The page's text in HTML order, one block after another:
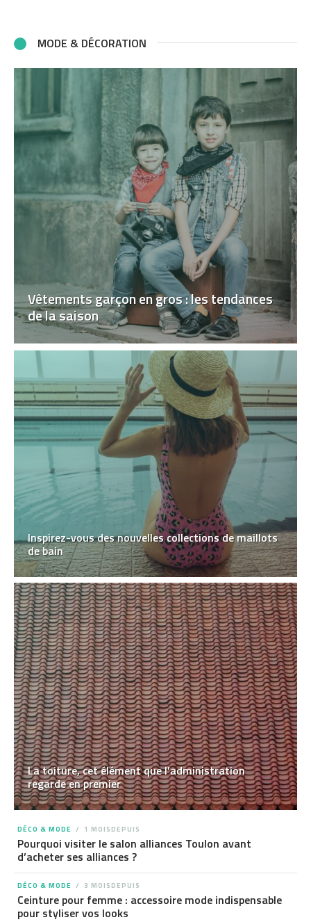
MODE & DÉCORATION
Vêtements garçon en gros : les tendances
de la saison
Inspirez-vous des nouvelles collections de maillots
de bain
La toiture, cet élément que l’administration
regarde en premier
DÉCO & MODE 1 MOISDEPUIS
Pourquoi visiter le salon alliances Toulon avant
d’acheter ses alliances ?
DÉCO & MODE 3 MOISDEPUIS
Ceinture pour femme : accessoire mode indispensable
pour styliser vos looks